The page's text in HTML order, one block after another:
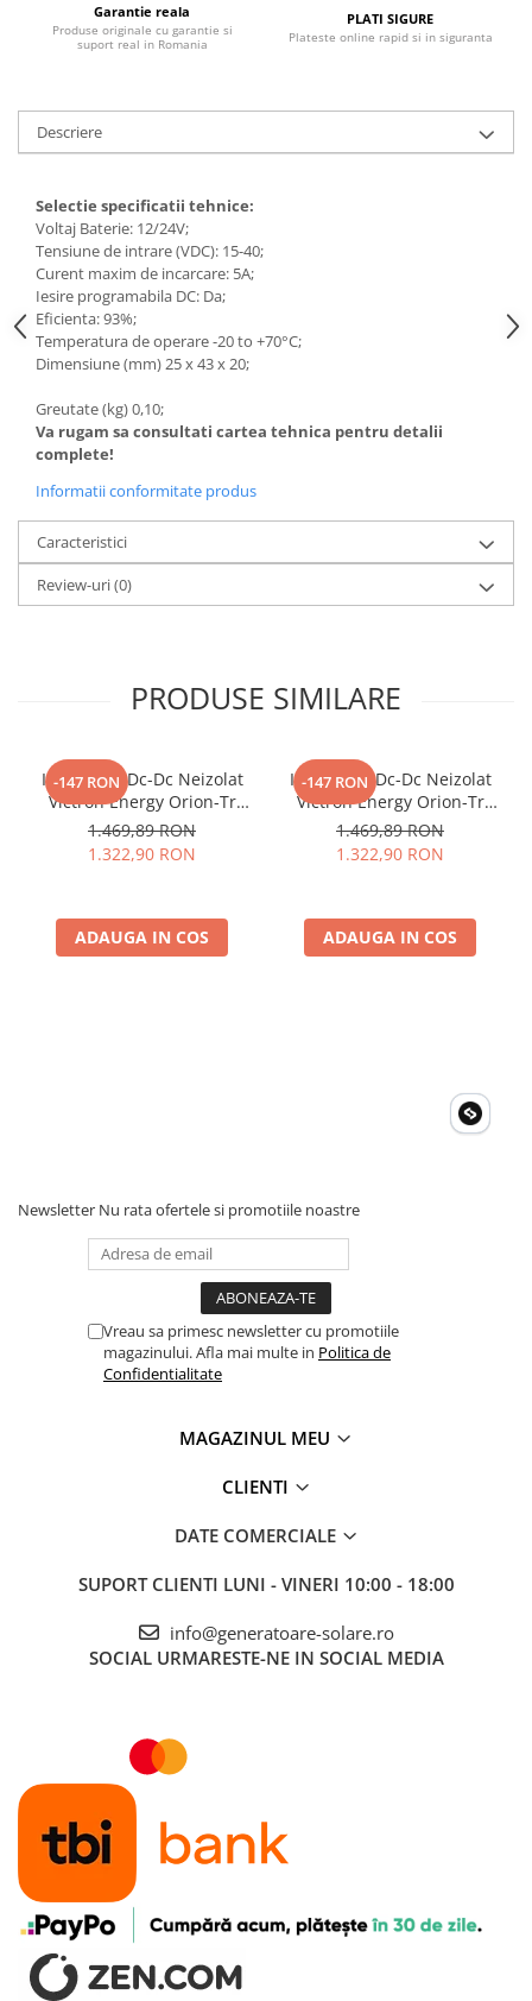
Pecron
Toate panourile portabile
Frigidere Portabile
Componente Fotovoltaice
Incarcatoare solare MPPT
Incarcatoare solare PWM
Interfete si cabluri
Cabluri panouri fotovoltaice
Cabluri pentru echipamente
fotovoltaice
Protectii si izolatoare de baterii
Accesorii
Monitorizare si control
Convertoare DC - DC
Invertoare Off-grid
Incarcatoare de retea
Acumulatori Standard Plumb
Acumulatori Litiu
Acumulatori Gel
Invertoare Tensiune
Anemometre
Clampmetre
Tahometre
Accesorii instrumente de masura
Osciloscoape
Garantie reala
Produse originale cu garantie si
suport real in Romania
PLATI SIGURE
Plateste online rapid si in siguranta
Descriere
Selectie specificatii tehnice:
Voltaj Baterie: 12/24V;
Tensiune de intrare (VDC): 15-40;
Curent maxim de incarcare: 5A;
Iesire programabila DC: Da;
Eficienta: 93%;
Temperatura de operare-20 to +70°C;
Dimensiune (mm) 25 x 43 x 20;
Greutate (kg) 0,10;
Va rugam sa consultati cartea tehnica pentru detalii
complete!
Informatii conformitate produs
Caracteristici
Review-uri(0)
PRODUSE SIMILARE
-147 RON
Incarcator Dc-Dc Neizolat
Victron Energy Orion-Tr
Smart 12/24V 30A (360W)
Ori241236140
1.469,89 RON
1.322,90 RON
ADAUGA IN COS
-147 RON
Incarcator Dc-Dc Neizolat
Victron Energy Orion-Tr
Smart 12/24V 15A (360W)
Ori122436140
1.469,89 RON
1.322,90 RON
ADAUGA IN COS
Newsletter Nu rata ofertele si promotiile noastre
Vreau sa primesc newsletter cu promotiile
magazinului. Afla mai multe in Politica de
Confidentialitate
MAGAZINUL MEU
CLIENTI
DATE COMERCIALE
SUPORT CLIENTI LUNI - VINERI 10:00 - 18:00
info@generatoare-solare.ro
SOCIAL URMARESTE-NE IN SOCIAL MEDIA